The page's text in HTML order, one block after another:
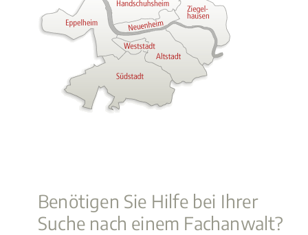
Benötigen Sie Hilfe bei Ihrer
Suche nach einem Fachanwalt?